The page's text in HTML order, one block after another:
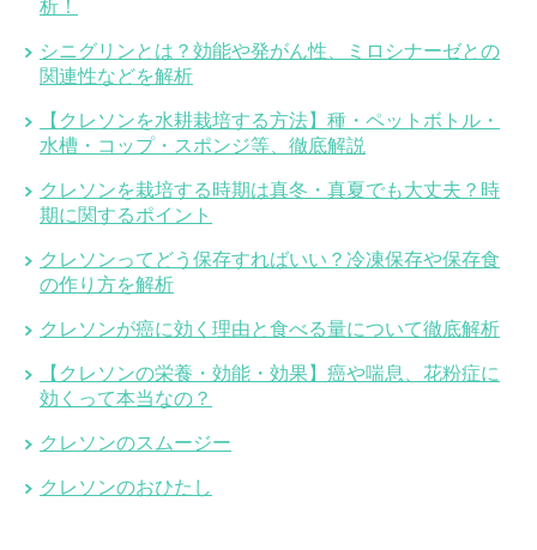
析！
シニグリンとは？効能や発がん性、ミロシナーゼとの
関連性などを解析
【クレソンを水耕栽培する方法】種・ペットボトル・
水槽・コップ・スポンジ等、徹底解説
クレソンを栽培する時期は真冬・真夏でも大丈夫？時
期に関するポイント
クレソンってどう保存すればいい？冷凍保存や保存食
の作り方を解析
クレソンが癌に効く理由と食べる量について徹底解析
【クレソンの栄養・効能・効果】癌や喘息、花粉症に
効くって本当なの？
クレソンのスムージー
クレソンのおひたし